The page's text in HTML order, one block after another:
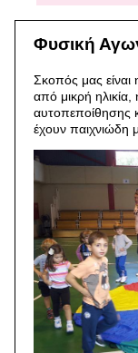
Φυσική
Σκοπός μας
από μικρή
αυτοπεποίθησης
έχουν παιχνιώδη